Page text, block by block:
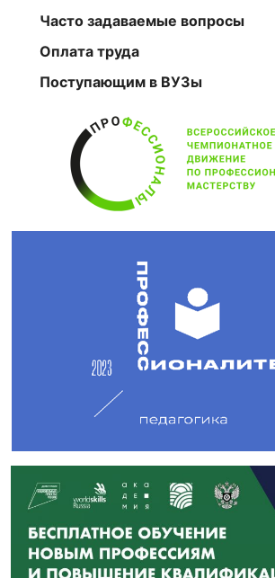
Часто задаваемые вопросы
Оплата труда
Поступающим в ВУЗы